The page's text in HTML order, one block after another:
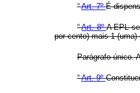
“Art. 7ºÉ
“Art. 8ºA EPL
por cento) mais 1 (uma)
Parágrafo único.
“Art. 9º